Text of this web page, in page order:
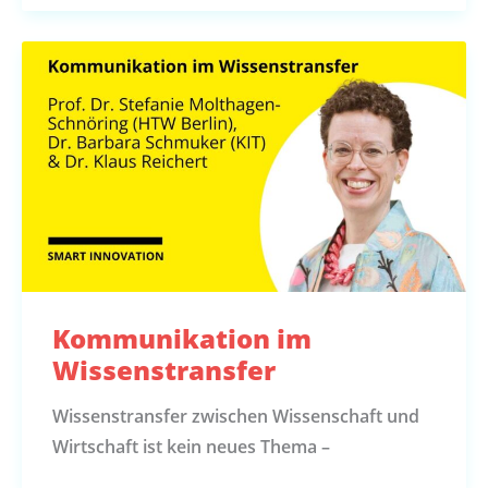
Kommunikation im
Wissenstransfer
Wissenstransfer zwischen Wissenschaft und
Wirtschaft ist kein neues Thema –